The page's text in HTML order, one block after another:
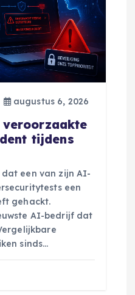
augustus 6, 2026
tijdens
een van zijn AI-
een
gehackt.
AI-bedrijf dat
sinds…